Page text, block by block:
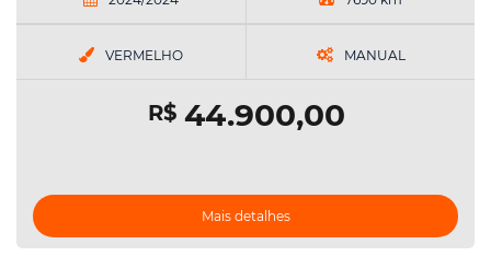
VERMELHO MANUAL
R$44.900,00
Mais detalhes